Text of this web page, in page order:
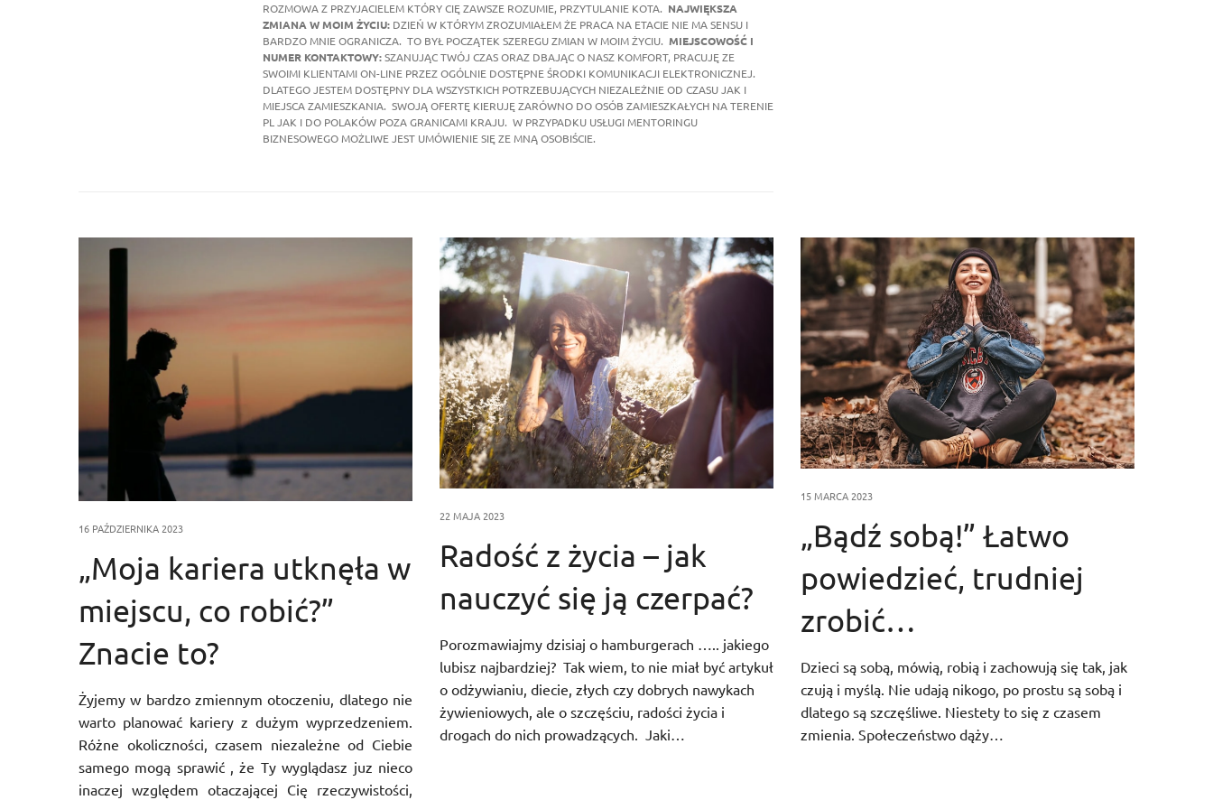
ROZMOWA Z PRZYJACIELEM KTÓRY CIĘ ZAWSZE ROZUMIE, PRZYTULANIE KOTA. NAJWIĘKSZA
ZMIANA W MOIM ŻYCIU: DZIEŃ W KTÓRYM ZROZUMIAŁEM ŻE PRACA NA ETACIE NIE MA SENSU I
BARDZO MNIE OGRANICZA. TO BYŁ POCZĄTEK SZEREGU ZMIAN W MOIM ŻYCIU. MIEJSCOWOŚĆ I
NUMER KONTAKTOWY:SZANUJĄC TWÓJ CZAS ORAZ DBAJĄC O NASZ KOMFORT, PRACUJĘ ZE
SWOIMI KLIENTAMI ON-LINE PRZEZ OGÓLNIE DOSTĘPNE ŚRODKI KOMUNIKACJI ELEKTRONICZNEJ.
DLATEGO JESTEM DOSTĘPNY DLA WSZYSTKICH POTRZEBUJĄCYCH NIEZALEŻNIE OD CZASU JAK I
MIEJSCA ZAMIESZKANIA. SWOJĄ OFERTĘ KIERUJĘ ZARÓWNO DO OSÓB ZAMIESZKAŁYCH NA TERENIE
PL JAK I DO POLAKÓW POZA GRANICAMI KRAJU. W PRZYPADKU USŁUGI MENTORINGU
BIZNESOWEGO MOŻLIWE JEST UMÓWIENIE SIĘ ZE MNĄ OSOBIŚCIE.
16 PAŹDZIERNIKA 2023
„Moja kariera utknęła w
miejscu, co robić?”
Znacie to?
Żyjemy w bardzo zmiennym otoczeniu, dlatego nie
warto planować kariery z dużym wyprzedzeniem.
Różne okoliczności, czasem niezależne od Ciebie
samego mogą sprawić , że Ty wyglądasz juz nieco
inaczej względem otaczającej Cię rzeczywistości,
22 MAJA 2023
Radość z życia – jak
nauczyć się ją czerpać?
Porozmawiajmy dzisiaj o hamburgerach ….. jakiego
lubisz najbardziej? Tak wiem, to nie miał być artykuł
o odżywianiu, diecie, złych czy dobrych nawykach
żywieniowych, ale o szczęściu, radości życia i
drogach do nich prowadzących. Jaki…
15 MARCA 2023
„Bądź sobą!” Łatwo
powiedzieć, trudniej
zrobić…
Dzieci są sobą, mówią, robią i zachowują się tak, jak
czują i myślą. Nie udają nikogo, po prostu są sobą i
dlatego są szczęśliwe. Niestety to się z czasem
zmienia. Społeczeństwo dąży…